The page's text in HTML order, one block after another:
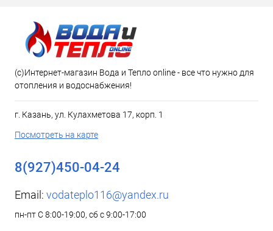
(c)Интернет-магазин Вода и Тепло online - все что нужно для
отопления и водоснабжения!
г. Казань, ул. Кулахметова 17, корп. 1
Посмотреть на карте
8(927)450-04-24
Email: vodateplo116@yandex.ru
пн-пт С 8:00-19:00, сб с 9:00-17:00